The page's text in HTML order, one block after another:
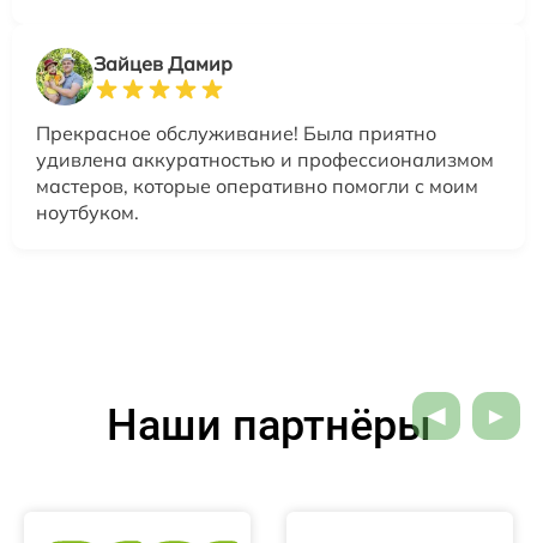
Зайцев Дамир
Прекрасное обслуживание! Была приятно
удивлена аккуратностью и профессионализмом
мастеров, которые оперативно помогли с моим
ноутбуком.
Наши партнёры